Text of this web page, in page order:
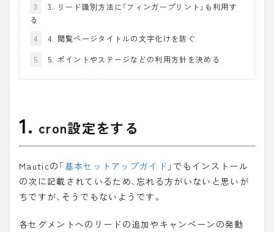
3
3. リード識別方法に「フィンガープリント」も利用す
る
4
4. 閲覧ページタイトルの文字化けを防ぐ
5
5. ポイントやステージなどの利用方針を決める
1. cron設定をする
Mauticの「基本セットアップガイド 」でもインストール
の次に記載されているため、忘れる方がいないと思いが
ちですが、そうでもないようです。
各セグメントへのリードの追加やキャンペーンの発動